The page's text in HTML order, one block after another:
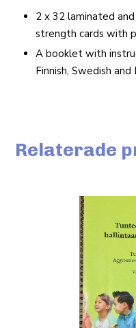
2 x 32 lami­nated
strength cards with
A booklet with
Finnish, Swedish and
Relaterade